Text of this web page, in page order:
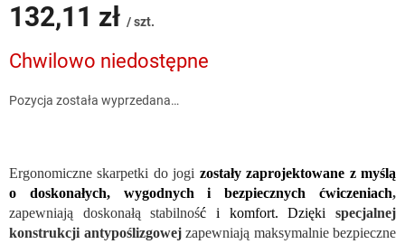
132,11 zł / szt.
jednostkowa:
Chwilowo niedostępne
Pozycja została wyprzedana…
Ergonomiczne skarpetki do jogi zostały zaprojektowane z myślą
o doskonałych, wygodnych i bezpiecznych ćwiczeniach,
zapewniają doskonałą stabilność i komfort. Dzięki
specjalnej
konstrukcji antypoślizgowejzapewniają maksymalnie bezpieczne